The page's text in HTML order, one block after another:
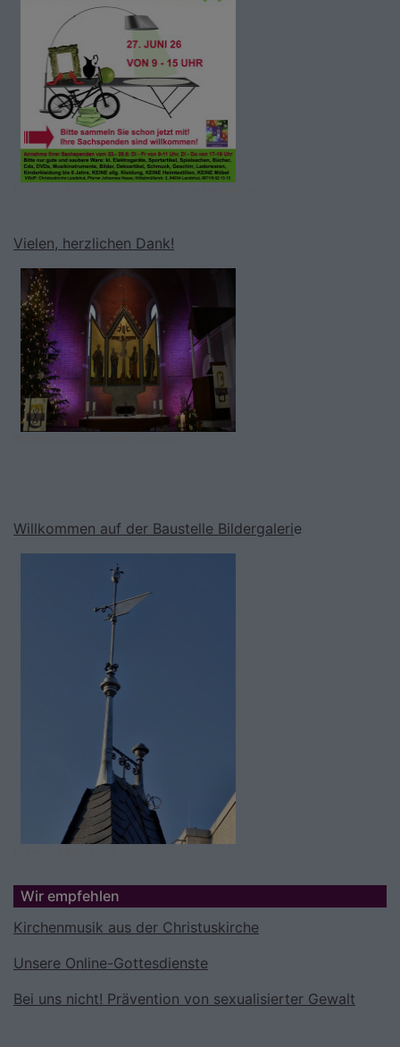
Vielen, herzlichen Dank!
Willkommen auf der Baustelle Bildergalerie
Wir empfehlen
Kirchenmusik aus der Christuskirche
Unsere Online-Gottesdienste
Bei uns nicht! Prävention von sexualisierter Gewalt